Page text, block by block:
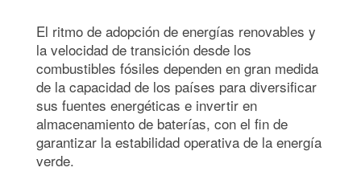
El ritmo de adopción de energías renovables y
la velocidad de transición desde los
combustibles fósiles dependen en gran medida
de la capacidad de los países para diversificar
sus fuentes energéticas e invertir en
almacenamiento de baterías, con el fin de
garantizar la estabilidad operativa de la energía
verde.